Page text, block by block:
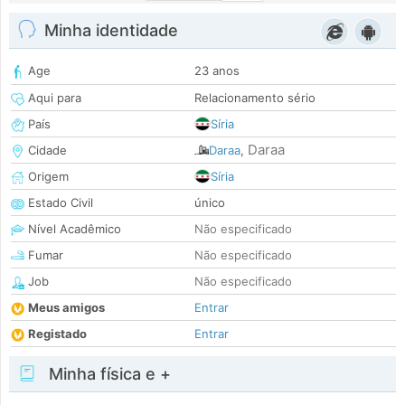
Minha identidade
Age
23 anos
Aqui para
Relacionamento sério
País
Síria
Cidade
Daraa, Daraa
Origem
Síria
Estado Civil
único
Nível Acadêmico
Não especificado
Fumar
Não especificado
Job
Não especificado
Meus amigos
Entrar
Registado
Entrar
Minha física e +